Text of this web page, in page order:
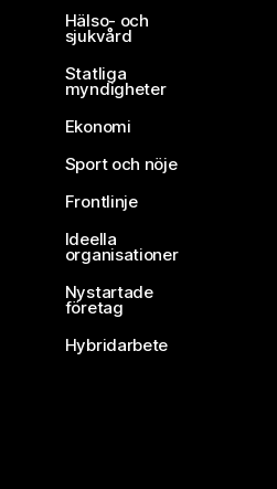
Hälso- och
sjukvård
Statliga
myndigheter
Ekonomi
Sport och nöje
Frontlinje
Ideella
organisationer
Nystartade
företag
Hybridarbete